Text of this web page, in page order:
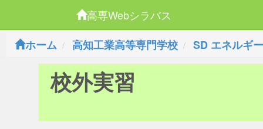
高専Webシラバス
ホーム
高知工業高等専門学校 SD エネルギ
校外実習